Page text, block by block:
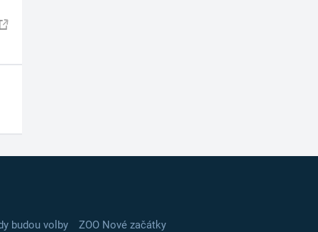
budou volby
ZOO Nové začátky